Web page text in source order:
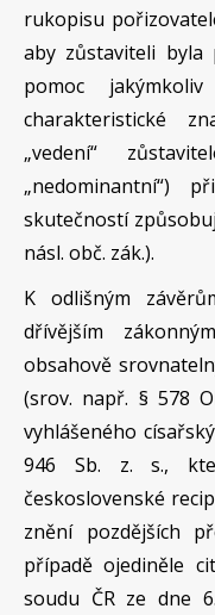
rukopisu
aby zůstaviteli byla
pomoc
charakteristické
„vedení“
„nedominantní“)
skutečností
násl. obč. zák.).
K odlišným
dřívějším
obsahově
(srov. např. § 578
vyhlášeného
946 Sb. z. s.,
československé
znění pozdějších
případě ojediněle
soudu ČR ze dne